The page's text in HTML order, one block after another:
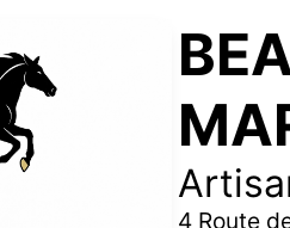
4 Route